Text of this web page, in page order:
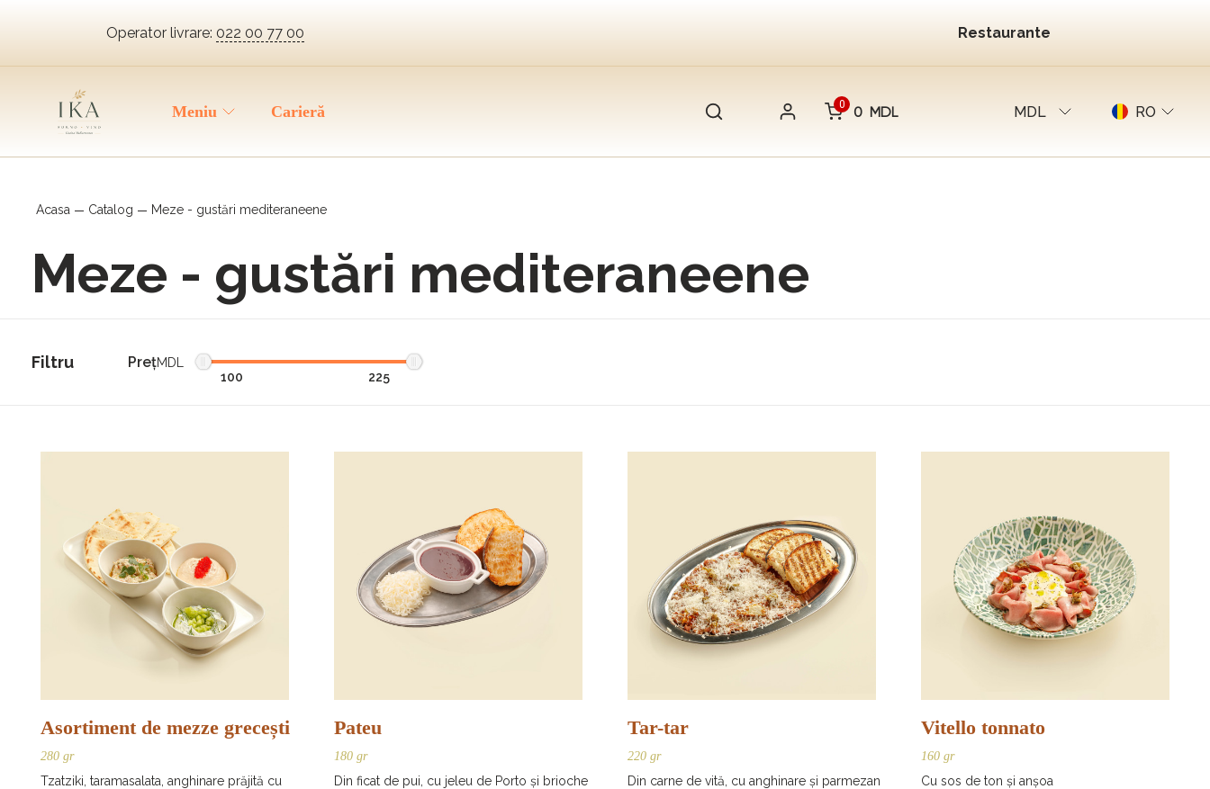
Operator livrare:022 00 77 00 Restaurante
Meniu Carieră 0 0 MDL MDL RO
Acasa Catalog Meze - gustări mediteraneene
Meze - gustări mediteraneene
Filtru PreţMDL
Asortiment de mezze grecești
280 gr
Tzatziki, taramasalata, anghinare prăjită cu
Pateu
180 gr
Din ficat de pui, cu jeleu de Porto și brioche
Tar-tar
220 gr
Din carne de vită, cu anghinare și parmezan
Vitello tonnato
160 gr
Cu sos de ton și anșoa